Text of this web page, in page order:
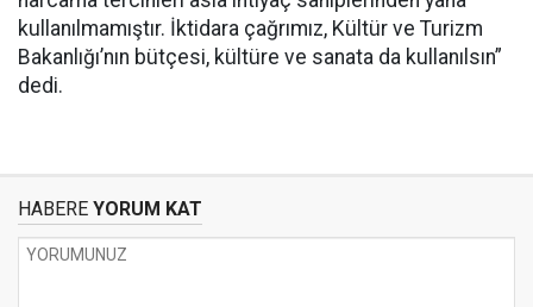
kullanılmamıştır. İktidara çağrımız, Kültür ve Turizm
Bakanlığı’nın bütçesi, kültüre ve sanata da kullanılsın”
dedi.
HABERE YORUM KAT